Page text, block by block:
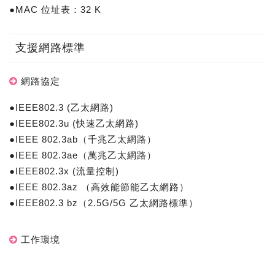
●MAC 位址表：32 K
支援網路標準
網路協定
●IEEE802.3 (乙太網路)
●IEEE802.3u (快速乙太網路)
●IEEE 802.3ab（千兆乙太網路）
●IEEE 802.3ae（萬兆乙太網路）
●IEEE802.3x (流量控制)
●IEEE 802.3az （高效能節能乙太網路）
●IEEE802.3 bz（2.5G/5G 乙太網路標準）
工作環境